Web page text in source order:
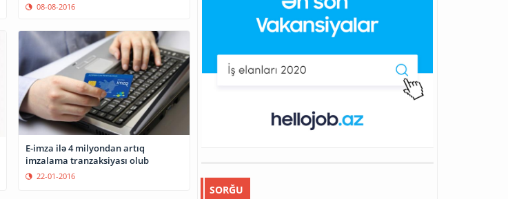
08-08-2016
E-imza ilə 4 milyondan artıq
imzalama tranzaksiyası olub
22-01-2016
SORĞU